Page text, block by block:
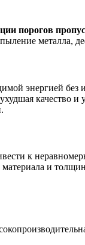
порогов
металла,
энергией
качество и
к
и